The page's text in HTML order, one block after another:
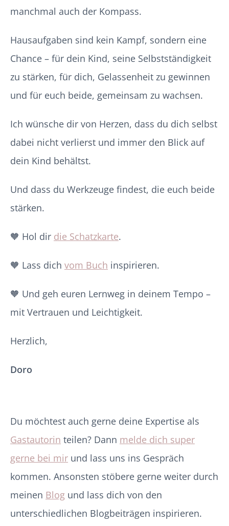
manchmal auch der Kompass.
Hausaufgaben sind kein Kampf, sondern eine
Chance – für dein Kind, seine Selbstständigkeit
zu stärken, für dich, Gelassenheit zu gewinnen
und für euch beide, gemeinsam zu wachsen.
Ich wünsche dir von Herzen, dass du dich selbst
dabei nicht verlierst und immer den Blick auf
dein Kind behältst.
Und dass du Werkzeuge findest, die euch beide
stärken.
🧡 Hol dir die Schatzkarte.
🧡 Lass dich vom Buch inspirieren.
🧡 Und geh euren Lernweg in deinem Tempo –
mit Vertrauen und Leichtigkeit.
Herzlich,
Doro
Du möchtest auch gerne deine Expertise als
Gastautorin teilen? Dann melde dich super
gerne bei mir und lass uns ins Gespräch
kommen. Ansonsten stöbere gerne weiter durch
meinen Blog und lass dich von den
unterschiedlichen Blogbeiträgen inspirieren.